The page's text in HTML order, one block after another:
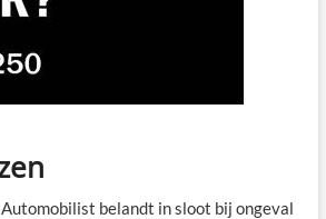
Automobilist belandt in sloot bij ongeval